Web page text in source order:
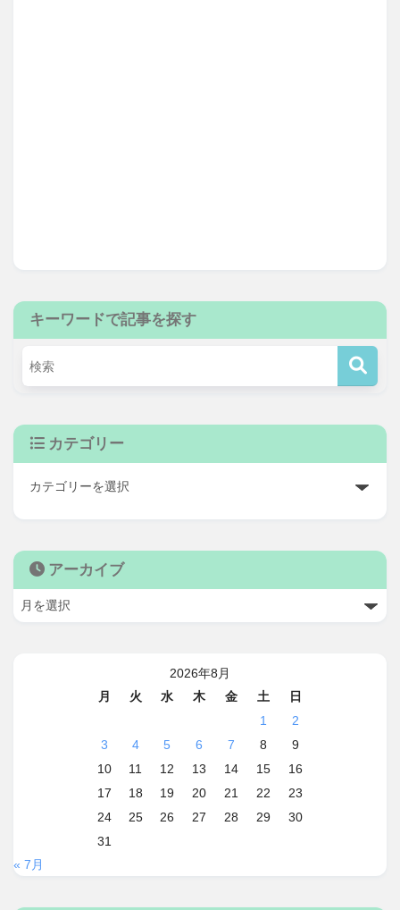
キーワードで記事を探す
カテゴリー
アーカイブ
2026年8月
月
火 水 木 金 土
日
1
2
3
4 5 6 7 8
9
10
11 12 13 14 15
16
17
18 19 20 21 22
23
24
25 26 27 28 29
30
31
« 7月